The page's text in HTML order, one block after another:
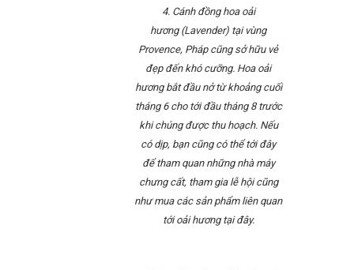
4. Cánh đồng hoa oải
hương (Lavender) tại vùng
Provence, Pháp cũng sở hữu vẻ
đẹp đến khó cưỡng. Hoa oải
hương bắt đầu nở từ khoảng cuối
tháng 6 cho tới đầu tháng 8 trước
khi chúng được thu hoạch. Nếu
có dịp, bạn cũng có thể tới đây
để tham quan những nhà máy
chưng cất, tham gia lễ hội cũng
như mua các sản phẩm liên quan
tới oải hương tại đây.